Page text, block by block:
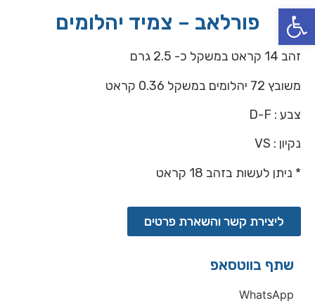
פורלאב – צמיד יהלומים
זהב 14 קראט במשקל כ- 2.5 גרם
משובץ 72 יהלומים במשקל 0.36 קראט
צבע : D-F
נקיון : VS
* ניתן לעשות בזהב 18 קראט
ליצירת קשר והשארת פרטים
שתף בווטסאפ
WhatsApp
פתח סרגל נגישות